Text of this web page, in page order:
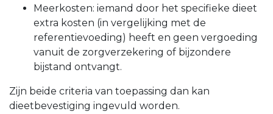
Meerkosten: iemand door het specifieke dieet
extra kosten (in vergelijking met de
referentievoeding) heeft en geen vergoeding
vanuit de zorgverzekering of bijzondere
bijstand ontvangt.
Zijn beide criteria van toepassing dan kan
dieetbevestiging ingevuld worden.